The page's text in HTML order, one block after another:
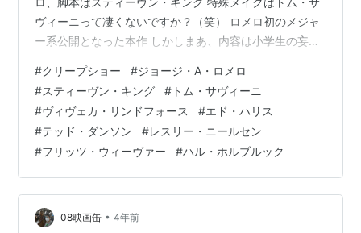
ヴィーニって凄くないですか？（笑） ロメロ初のメジャ
ー系公開となった本作 しかしまあ、内容は小学生の妄想
行うんぬんより、キングとロメロが童心に戻って（もと
もと童心か 笑） 楽しんで作った感がよく伝わってきて
気楽に楽しめる（5話目のGは別） キングなんて当時9歳
だった息子のジョー・ヒルと共に 主演していますからね
トム・サヴィーニもカメオ出演（ゴミ収集の男）してい
て 内輪では結構盛…
#クリープショー #ジョージ・A・ロメロ
#スティーヴン・キング # トム・サヴィーニ
#ヴィヴェカ・リンドフォース #エド・ハリス
#テッド・ダンソン #レスリー・ニールセン
#フリッツ・ウィーヴァー #ハル・ホルブルック
08映画缶 • 4年前